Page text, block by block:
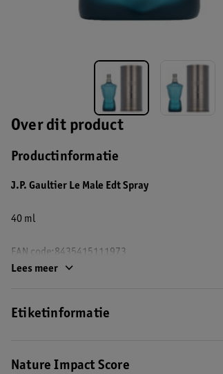
Over dit product
Productinformatie
J.P. Gaultier Le Male Edt Spray
40 ml
EAN code:8435415111973
Lees meer
Etiketinformatie
Nature Impact Score